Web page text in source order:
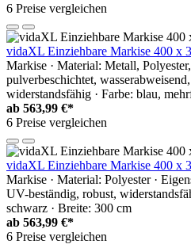
6 Preise vergleichen
vidaXL Einziehbare Markise 400 x
Markise · Material: Metall,
pulverbeschichtet,
widerstandsfähig · Farbe: blau,
ab 563,99 €*
6 Preise vergleichen
vidaXL Einziehbare Markise 400 x
Markise · Material: Polyester ·
UV-beständig, robust,
schwarz · Breite: 300 cm
ab 563,99 €*
6 Preise vergleichen